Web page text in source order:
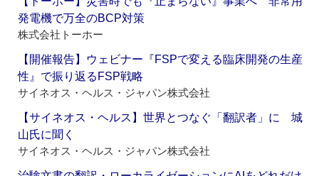
発電機で万全のBCP対策
株式会社トーホー
【開催報告】ウェビナー『FSPで変える臨床開発の生産
性』で振り返るFSP戦略
サイネオス・ヘルス・ジャパン株式会社
【サイネオス・ヘルス】世界とつなぐ「翻訳者」に 城
山氏に聞く
サイネオス・ヘルス・ジャパン株式会社